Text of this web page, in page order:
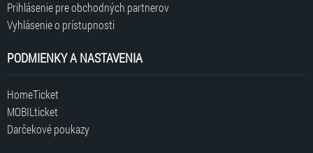
Prihlásenie pre obchodných partnerov
Vyhlásenie o prístupnosti
PODMIENKY A NASTAVENIA
HomeTicket
MOBILticket
Darčekové poukazy